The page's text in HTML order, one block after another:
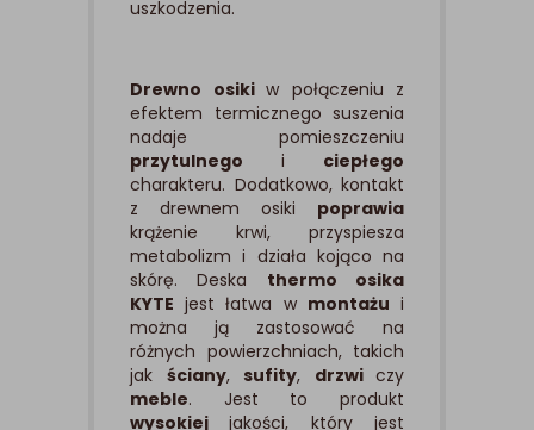
uszkodzenia.
Drewno osiki w połączeniu z
efektem termicznego suszenia
nadaje pomieszczeniu
przytulnego i ciepłego
charakteru. Dodatkowo, kontakt
z drewnem osiki poprawia
krążenie krwi, przyspiesza
metabolizm i działa kojąco na
skórę. Deska thermo osika
KYTE jest łatwa w montażui
można ją zastosować na
różnych powierzchniach, takich
jak ściany, sufity, drzwi czy
meble. Jest to produkt
wysokiejjakości, który jest